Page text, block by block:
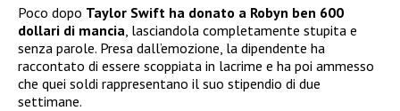
Poco dopo Taylor Swift ha donato a Robyn ben 600
dollari di mancia , lasciandola completamente stupita e
senza parole. Presa dall’emozione, la dipendente ha
raccontato di essere scoppiata in lacrime e ha poi ammesso
che quei soldi rappresentano il suo stipendio di due
settimane.